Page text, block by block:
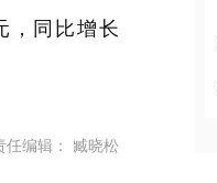
，同比增长
任编辑： 臧晓松